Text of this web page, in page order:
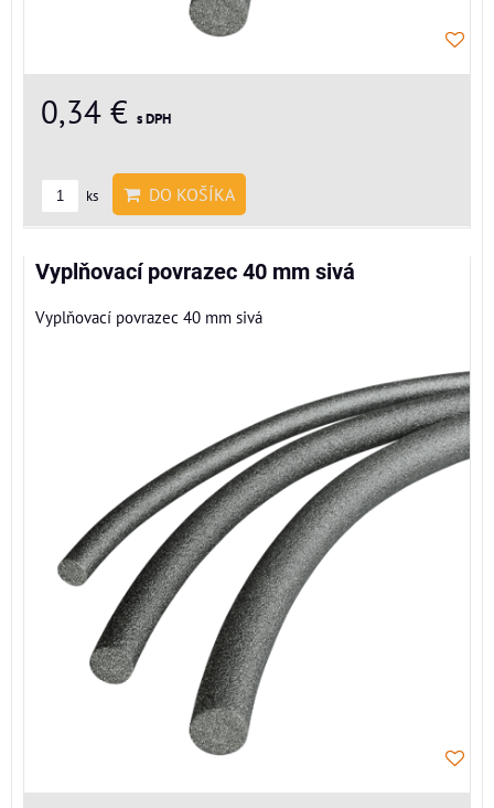
0,34 € s DPH
ks DO KOŠÍKA
Vyplňovací povrazec 40 mm sivá
Vyplňovací povrazec 40 mm sivá